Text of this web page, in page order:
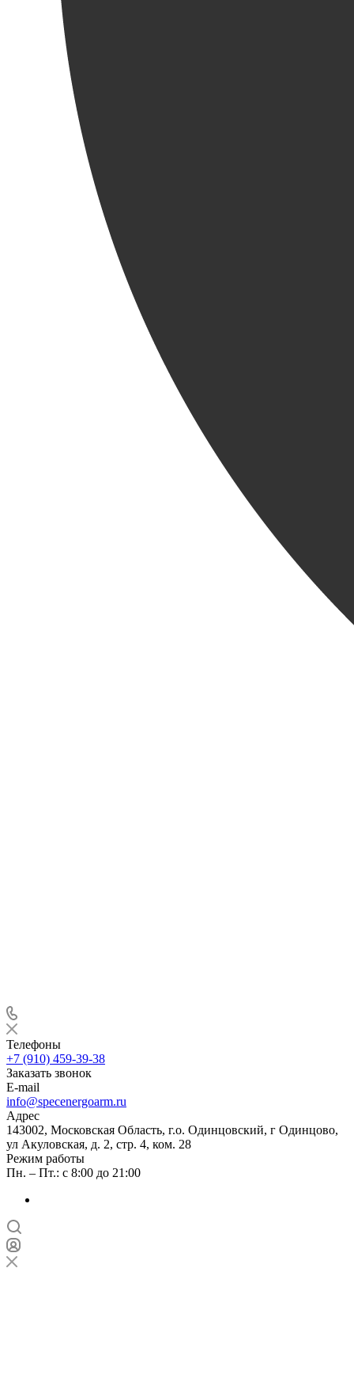
Телефоны
+7 (910) 459-39-38
Заказать звонок
E-mail
info@specenergoarm.ru
Адрес
143002, Московская Область, г.о. Одинцовский, г Одинцово,
ул Акуловская, д. 2, стр. 4, ком. 28
Режим работы
Пн. – Пт.: с 8:00 до 21:00